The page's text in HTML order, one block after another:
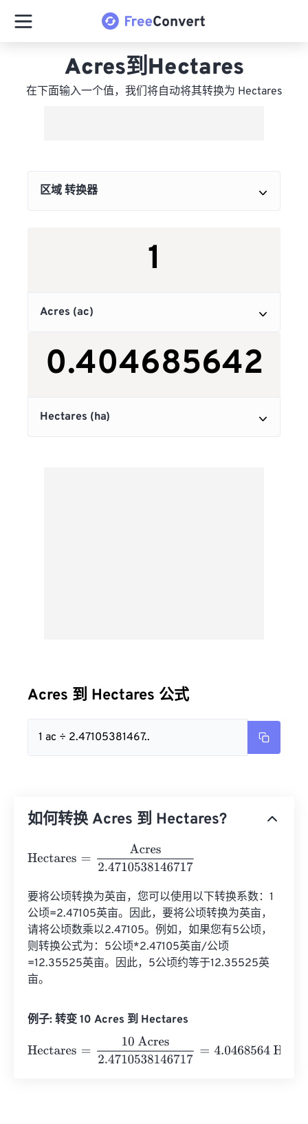
Acres到Hectares
在下面输入一个值，我们将自动将其转换为 Hectares
Acres 到 Hectares 公式
1 ac ÷ 2.47105381467..
如何转换 Acres 到 Hectares?
Hectares 2.4710538146717
要将公顷转换为英亩，您可以使用以下转换系数：1
公顷=2.47105英亩。因此，要将公顷转换为英亩，
请将公顷数乘以2.47105。例如，如果您有5公顷，
则转换公式为：5公顷*2.47105英亩/公顷
=12.35525英亩。因此，5公顷约等于12.35525英
亩。
例子: 转变 10 Acres 到 Hectares
Hectares
2.4710538146717 4.0468564